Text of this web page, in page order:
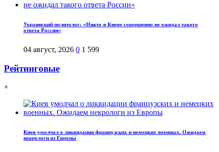
Украинский политолог: «Никто в Киеве совершенно не ожидал такого
ответа России»
04 август, 2026 0 1 599
Рейтинговые
+
Киев умолчал о ликвидации французских и немецких военных. Ожидаем
некрологи из Европы